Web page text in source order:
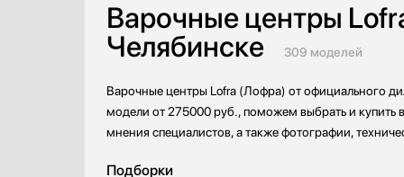
Аксессуары
Аксессуары и принадлежности
Акустические системы
Беспроводные акустические системы
Вакуумные упаковщики
AEG
Bertazzoni
Bosch
Gorenje
Варочные центры
Челябинске
309 моделей
Варочные центры Lofra (Лофра) от официального
модели от 275000 руб., поможем выбрать и купить
мнения специалистов, а также фотографии,
Подборки